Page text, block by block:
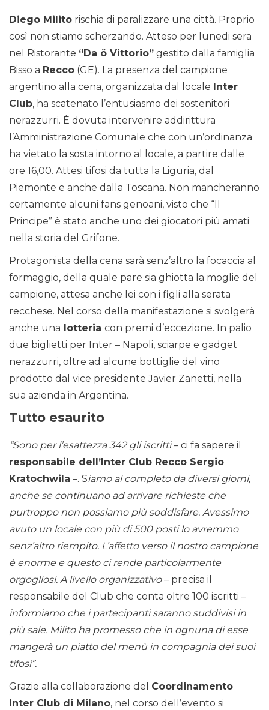
Diego Milito rischia di paralizzare una città. Proprio
così non stiamo scherzando. Atteso per lunedi sera
nel Ristorante “Da ö Vittorio” gestito dalla famiglia
Bisso a Recco (GE). La presenza del campione
argentino alla cena, organizzata dal locale Inter
Club, ha scatenato l’entusiasmo dei sostenitori
nerazzurri. È dovuta intervenire addirittura
l’Amministrazione Comunale che con un’ordinanza
ha vietato la sosta intorno al locale, a partire dalle
ore 16,00. Attesi tifosi da tutta la Liguria, dal
Piemonte e anche dalla Toscana. Non mancheranno
certamente alcuni fans genoani, visto che “Il
Principe” è stato anche uno dei giocatori più amati
nella storia del Grifone.
Protagonista della cena sarà senz’altro la focaccia al
formaggio, della quale pare sia ghiotta la moglie del
campione, attesa anche lei con i figli alla serata
recchese. Nel corso della manifestazione si svolgerà
anche una lotteria con premi d’eccezione. In palio
due biglietti per Inter – Napoli, sciarpe e gadget
nerazzurri, oltre ad alcune bottiglie del vino
prodotto dal vice presidente Javier Zanetti, nella
sua azienda in Argentina.
Tutto esaurito
“Sono per l’esattezza 342 gli iscritti– ci fa sapere il
responsabile dell’Inter Club Recco Sergio
Kratochwila –. Siamo al completo da diversi giorni,
anche se continuano ad arrivare richieste che
purtroppo non possiamo più soddisfare. Avessimo
avuto un locale con più di 500 posti lo avremmo
senz’altro riempito. L’affetto verso il nostro campione
è enorme e questo ci rende particolarmente
orgogliosi. A livello organizzativo– precisa il
responsabile del Club che conta oltre 100 iscritti –
informiamo che i partecipanti saranno suddivisi in
più sale. Milito ha promesso che in ognuna di esse
mangerà un piatto del menù in compagnia dei suoi
tifosi”.
Grazie alla collaborazione del Coordinamento
Inter Club di Milano, nel corso dell’evento si